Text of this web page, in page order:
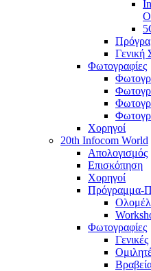
Φωτογραφίες
Χορηγοί
20th Infocom World
Απολογισμός
Επισκόπηση
Χορηγοί
Πρόγραμμα-
Φωτογραφίες
Γενικές